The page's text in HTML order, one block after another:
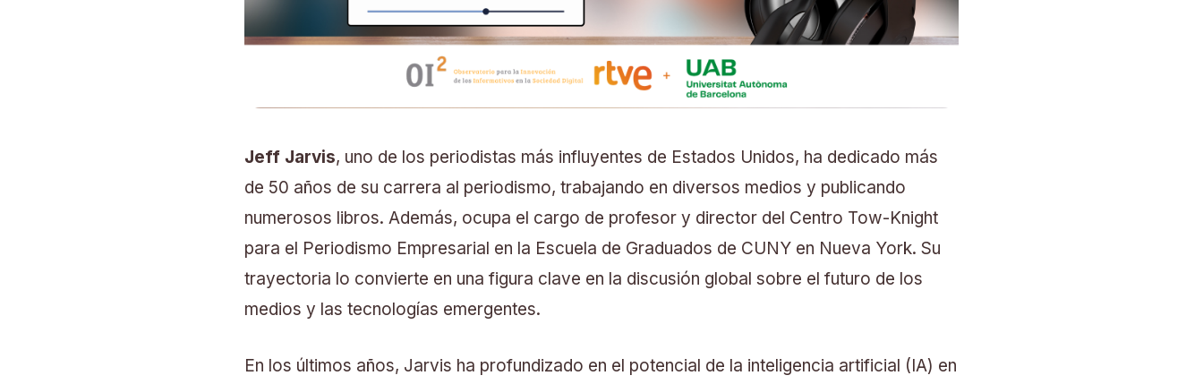
Jeff Jarvis, uno de los periodistas más influyentes de Estados Unidos, ha dedicado más
de 50 años de su carrera al periodismo, trabajando en diversos medios y publicando
numerosos libros. Además, ocupa el cargo de profesor y director del Centro Tow-Knight
para el Periodismo Empresarial en la Escuela de Graduados de CUNY en Nueva York. Su
trayectoria lo convierte en una figura clave en la discusión global sobre el futuro de los
medios y las tecnologías emergentes.
En los últimos años, Jarvis ha profundizado en el potencial de la inteligencia artificial (IA) en